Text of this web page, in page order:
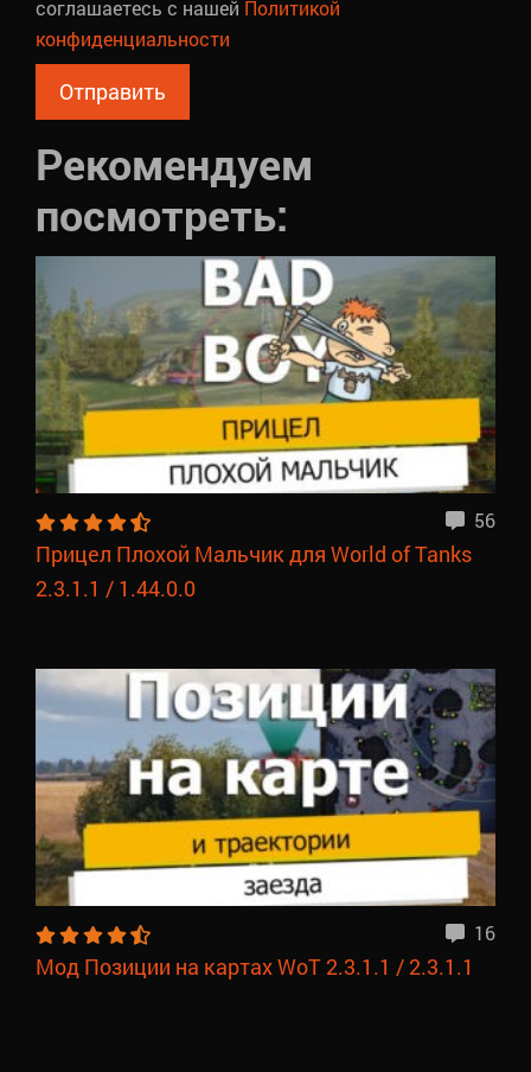
соглашаетесь с нашей Политикой
конфиденциальности
Рекомендуем
посмотреть:
56
Прицел Плохой Мальчик для World of Tanks
2.3.1.1 / 1.44.0.0
16
Мод Позиции на картах WoT 2.3.1.1 / 2.3.1.1